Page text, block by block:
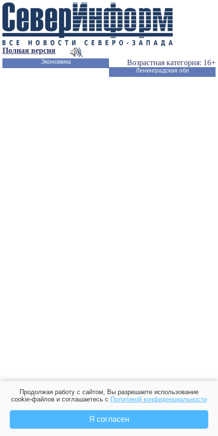
Полная версия
Возрастная категория: 16+
Экономика
Ленинградская обл
Продолжая работу с сайтом, Вы разрешаете использование
cookie-файлов и соглашаетесь с Политикой конфиденциальности
Я согласен